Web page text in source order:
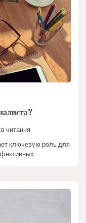
читання
ключевую роль для